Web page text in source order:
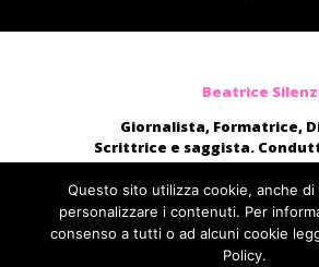
Beatrice
Giornalista, Formatrice,
Scrittrice e saggista.
blogger.
Moderatrice, presentatrice di
audiolibri e campagne
Questo sito utilizza cookie, anche
personalizzare i contenuti. Per
consenso a tutti o ad alcuni cookie
Policy.